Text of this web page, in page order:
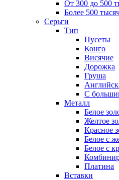
От 300 до 500
Более 500
Серьги
Тип
Пусеты
Конго
Висячие
Дорожка
Груша
С
Металл
Белое
Желтое
Красное
Белое с
Белое с
Платина
Вставки